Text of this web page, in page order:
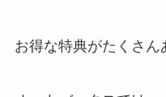
お得な特典がたくさん